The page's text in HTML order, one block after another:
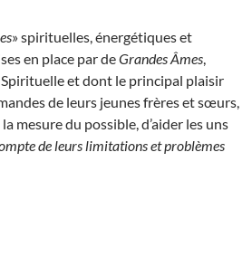
» spirituelles, énergétiques et
en place par deGrandes Âmes
Spirituelle et dont le principal plaisir
de leurs jeunes frères et sœurs,
mesure du possible, d’aider les uns
de leurs limitations et problèmes